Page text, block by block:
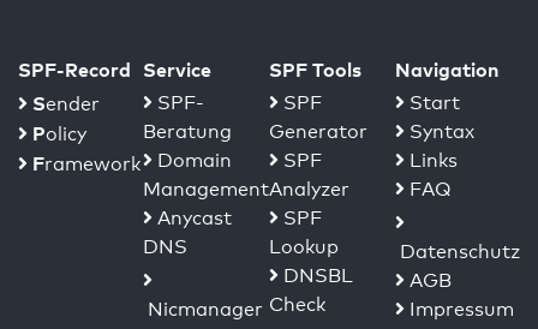
SPF-Record
Sender
Policy
Framework
Service
SPF-
Beratung
Domain
Management
Anycast
DNS
Nicmanager
SPF Tools
SPF
Generator
SPF
Analyzer
SPF
Lookup
DNSBL
Check
Navigation
Start
Syntax
Links
FAQ
Datenschutz
AGB
Impressum